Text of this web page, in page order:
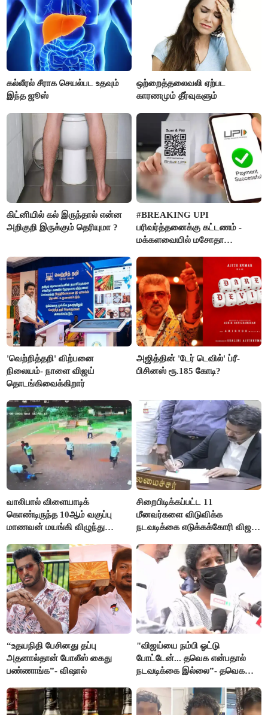
கல்லீரல் சீராக செயல்பட உதவும்
இந்த ஜூஸ்
ஒற்றைத்தலைவலி ஏற்பட
காரணமும் தீர்வுகளும்
கிட்னியில் கல் இருந்தால் என்ன
அறிகுறி இருக்கும் தெரியுமா ?
#BREAKING UPI
பரிவர்த்தனைக்கு கட்டணம் -
மக்களவையில் மசோதா
'வெற்றித்தறி' விற்பனை
நிலையம்- நாளை விஜய்
தொடங்கிவைக்கிறார்
அஜித்தின் 'டேர் டெவில்' ப்ரீ-
பிசினஸ் ரூ.185 கோடி?
வாலிபால் விளையாடிக்
கொண்டிருந்த 10ஆம் வகுப்பு
மாணவன் மயங்கி விழுந்து
சிறைபிடிக்கப்பட்ட 11
மீனவர்களை விடுவிக்க
நடவடிக்கை எடுக்கக்கோரி விஜய்
“உதயநிதி பேசினது தப்பு
அதனால்தான் போலீஸ் கைது
பண்ணாங்க”- விஷால்
"விஜய்யை நம்பி ஓட்டு
போட்டேன்... தவெக என்பதால்
நடவடிக்கை இல்லை”- தவெக
கதறல்